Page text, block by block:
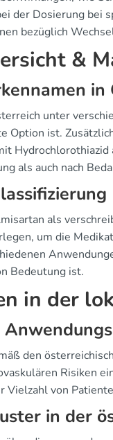
der Dosierung bei
bezüglich
&
in
unter
Option ist.
als auch nach
als
um die
Bedeutung ist.
in der
den
Risiken
Vielzahl von
in der